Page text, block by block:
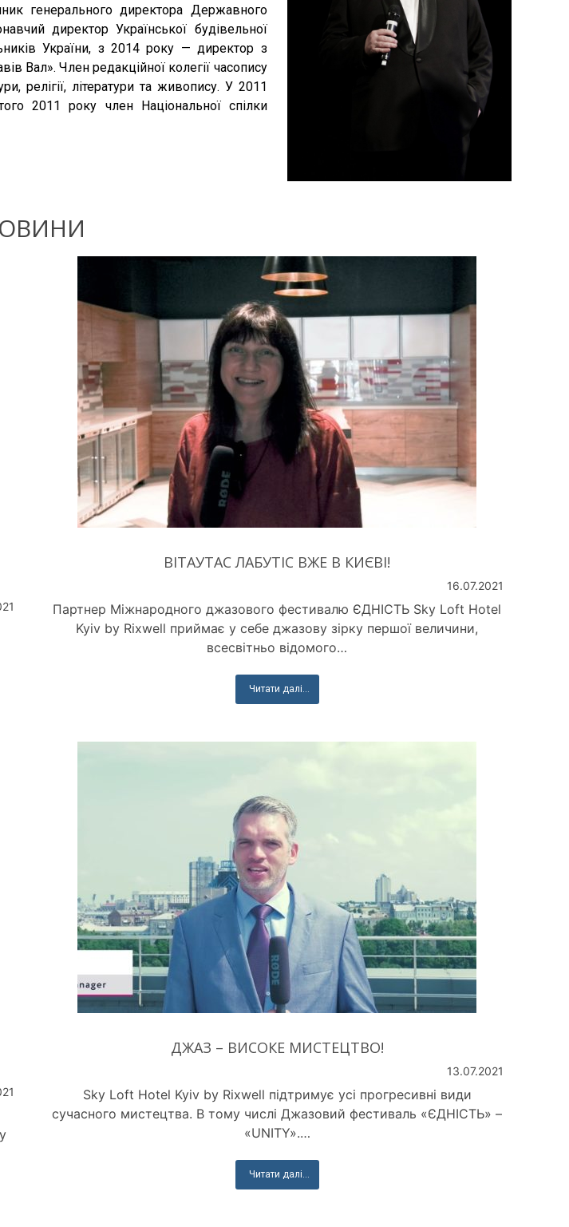
генерального директора Державного
директор Української будівельної
України, з 2014 року — директор з
Вал». Член редакційної колегії часопису
релігії, літератури та живопису. У 2011
2011 року член Національної спілки
ВІТАУТАС ЛАБУТІС ВЖЕ В КИЄВІ!
16.07.2021
Партнер Міжнародного джазового фестивалю ЄДНІСТЬ Sky Loft Hotel
Kyiv by Rixwell приймає у себе джазову зірку першої величини,
всесвітньо відомого…
Читати далі...
ДЖАЗ – ВИСОКЕ МИСТЕЦТВО!
13.07.2021
Sky Loft Hotel Kyiv by Rixwell підтримує усі прогресивні види
сучасного мистецтва. В тому числі Джазовий фестиваль «ЄДНІСТЬ» –
«UNITY».…
Читати далі...